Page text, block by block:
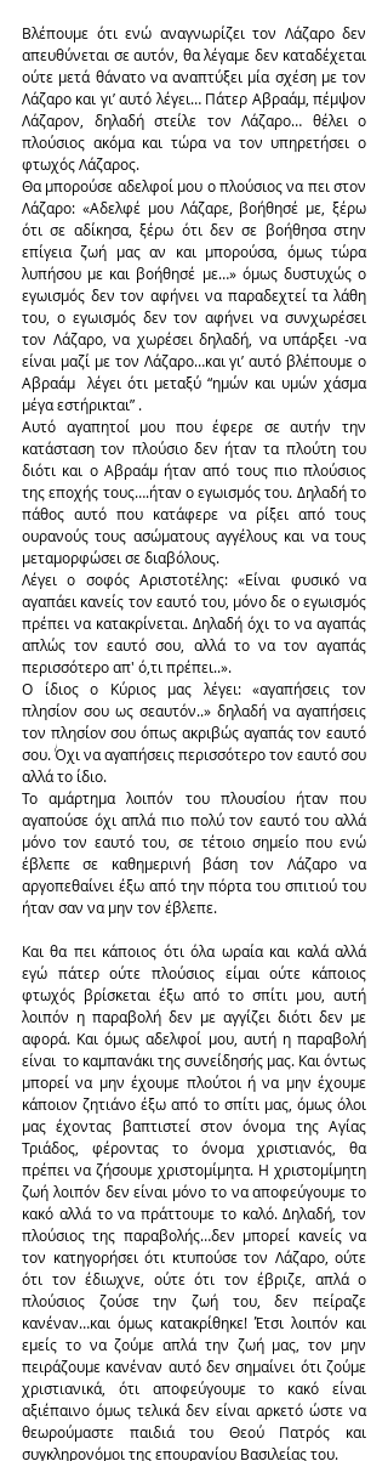
Βλέπουμε ότι ενώ αναγνωρίζει τον Λάζαρο δεν
απευθύνεται σε αυτόν, θα λέγαμε δεν καταδέχεται
ούτε μετά θάνατο να αναπτύξει μία σχέση με τον
Λάζαρο και γι’ αυτό λέγει… Πάτερ Αβραάμ, πέμψον
Λάζαρον, δηλαδή στείλε τον Λάζαρο… θέλει ο
πλούσιος ακόμα και τώρα να τον υπηρετήσει ο
φτωχός Λάζαρος.
Θα μπορούσε αδελφοί μου ο πλούσιος να πει στον
Λάζαρο: «Αδελφέ μου Λάζαρε, βοήθησέ με, ξέρω
ότι σε αδίκησα, ξέρω ότι δεν σε βοήθησα στην
επίγεια ζωή μας αν και μπορούσα, όμως τώρα
λυπήσου με και βοήθησέ με…» όμως δυστυχώς ο
εγωισμός δεν τον αφήνει να παραδεχτεί τα λάθη
του, ο εγωισμός δεν τον αφήνει να συνχωρέσει
τον Λάζαρο, να χωρέσει δηλαδή, να υπάρξει -να
είναι μαζί με τον Λάζαρο…και γι’ αυτό βλέπουμε ο
Αβραάμ  λέγει ότι μεταξύ “ημών και υμών χάσμα
μέγα εστήρικται” .
Αυτό αγαπητοί μου που έφερε σε αυτήν την
κατάσταση τον πλούσιο δεν ήταν τα πλούτη του
διότι και ο Αβραάμ ήταν από τους πιο πλούσιος
της εποχής τους….ήταν ο εγωισμός του. Δηλαδή το
πάθος αυτό που κατάφερε να ρίξει από τους
ουρανούς τους ασώματους αγγέλους και να τους
μεταμορφώσει σε διαβόλους.
Λέγει ο σοφός Αριστοτέλης: «Είναι φυσικό να
αγαπάει κανείς τον εαυτό του, μόνο δε ο εγωισμός
πρέπει να κατακρίνεται. Δηλαδή όχι το να αγαπάς
απλώς τον εαυτό σου, αλλά το να τον αγαπάς
περισσότερο απ' ό,τι πρέπει..».
Ο ίδιος ο Κύριος μας λέγει: «αγαπήσεις τον
πλησίον σου ως σεαυτόν..» δηλαδή να αγαπήσεις
τον πλησίον σου όπως ακριβώς αγαπάς τον εαυτό
σου. Όχι να αγαπήσεις περισσότερο τον εαυτό σου
αλλά το ίδιο.
Το αμάρτημα λοιπόν του πλουσίου ήταν που
αγαπούσε όχι απλά πιο πολύ τον εαυτό του αλλά
μόνο τον εαυτό του, σε τέτοιο σημείο που ενώ
έβλεπε σε καθημερινή βάση τον Λάζαρο να
αργοπεθαίνει έξω από την πόρτα του σπιτιού του
ήταν σαν να μην τον έβλεπε.
Και θα πει κάποιος ότι όλα ωραία και καλά αλλά
εγώ πάτερ ούτε πλούσιος είμαι ούτε κάποιος
φτωχός βρίσκεται έξω από το σπίτι μου, αυτή
λοιπόν η παραβολή δεν με αγγίζει διότι δεν με
αφορά. Και όμως αδελφοί μου, αυτή η παραβολή
είναι  το καμπανάκι της συνείδησής μας. Και όντως
μπορεί να μην έχουμε πλούτοι ή να μην έχουμε
κάποιον ζητιάνο έξω από το σπίτι μας, όμως όλοι
μας έχοντας βαπτιστεί στον όνομα της Αγίας
Τριάδος, φέροντας το όνομα χριστιανός, θα
πρέπει να ζήσουμε χριστομίμητα. Η χριστομίμητη
ζωή λοιπόν δεν είναι μόνο το να αποφεύγουμε το
κακό αλλά το να πράττουμε το καλό. Δηλαδή, τον
πλούσιος της παραβολής…δεν μπορεί κανείς να
τον κατηγορήσει ότι κτυπούσε τον Λάζαρο, ούτε
ότι τον έδιωχνε, ούτε ότι τον έβριζε, απλά ο
πλούσιος ζούσε την ζωή του, δεν πείραζε
κανέναν…και όμως κατακρίθηκε! Έτσι λοιπόν και
εμείς το να ζούμε απλά την ζωή μας, τον μην
πειράζουμε κανέναν αυτό δεν σημαίνει ότι ζούμε
χριστιανικά, ότι αποφεύγουμε το κακό είναι
αξιέπαινο όμως τελικά δεν είναι αρκετό ώστε να
θεωρούμαστε παιδιά του Θεού Πατρός και
συγκληρονόμοι της επουρανίου Βασιλείας του.